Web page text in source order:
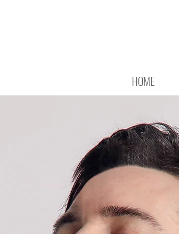
HOME